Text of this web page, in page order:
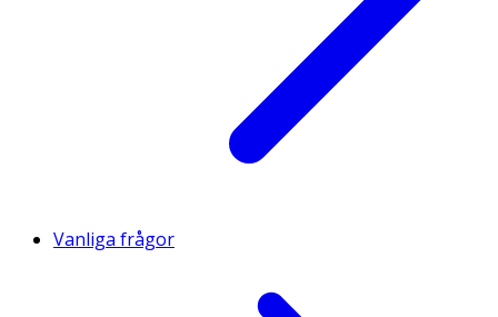
Vanliga frågor